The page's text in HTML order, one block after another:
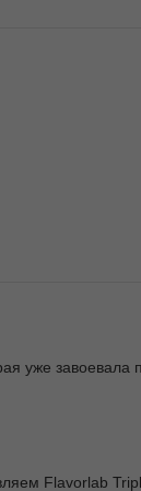
уже завоевала
Flavorlab